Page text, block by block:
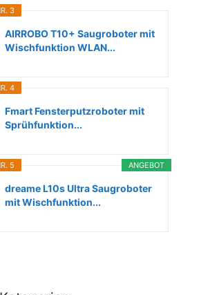
3
AIRROBO T10+ Saugroboter mit
Wischfunktion WLAN...
4
Fmart Fensterputzroboter mit
Sprühfunktion...
ANGEBOT
5
dreame L10s Ultra Saugroboter
mit Wischfunktion...